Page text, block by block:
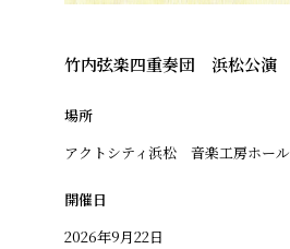
竹内弦楽四重奏団 浜松公演
場所
アクトシティ浜松 音楽工房ホール
開催日
2026年9月22日